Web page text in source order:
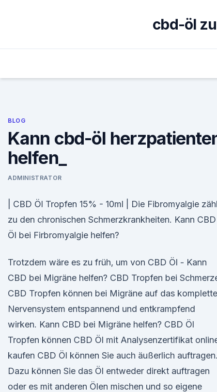
cbd-öl
BLOG
Kann cbd-öl
helfen_
ADMINISTRATOR
| CBD Öl Tropfen 15% - 10ml | Die Fibromyalgie
zu den chronischen Schmerzkrankheiten. Kann CBD
Öl bei Firbromyalgie helfen?
Trotzdem wäre es zu früh, um von CBD Öl - Kann
CBD bei Migräne helfen? CBD Tropfen bei
CBD Tropfen können bei Migräne auf das komplette
Nervensystem entspannend und entkrampfend
wirken. Kann CBD bei Migräne helfen? CBD Öl
Tropfen können CBD Öl mit Analysenzertifikat
kaufen CBD Öl können Sie auch äußerlich auftragen.
Dazu können Sie das Öl entweder direkt auftragen
oder es mit anderen Ölen mischen und so eigene